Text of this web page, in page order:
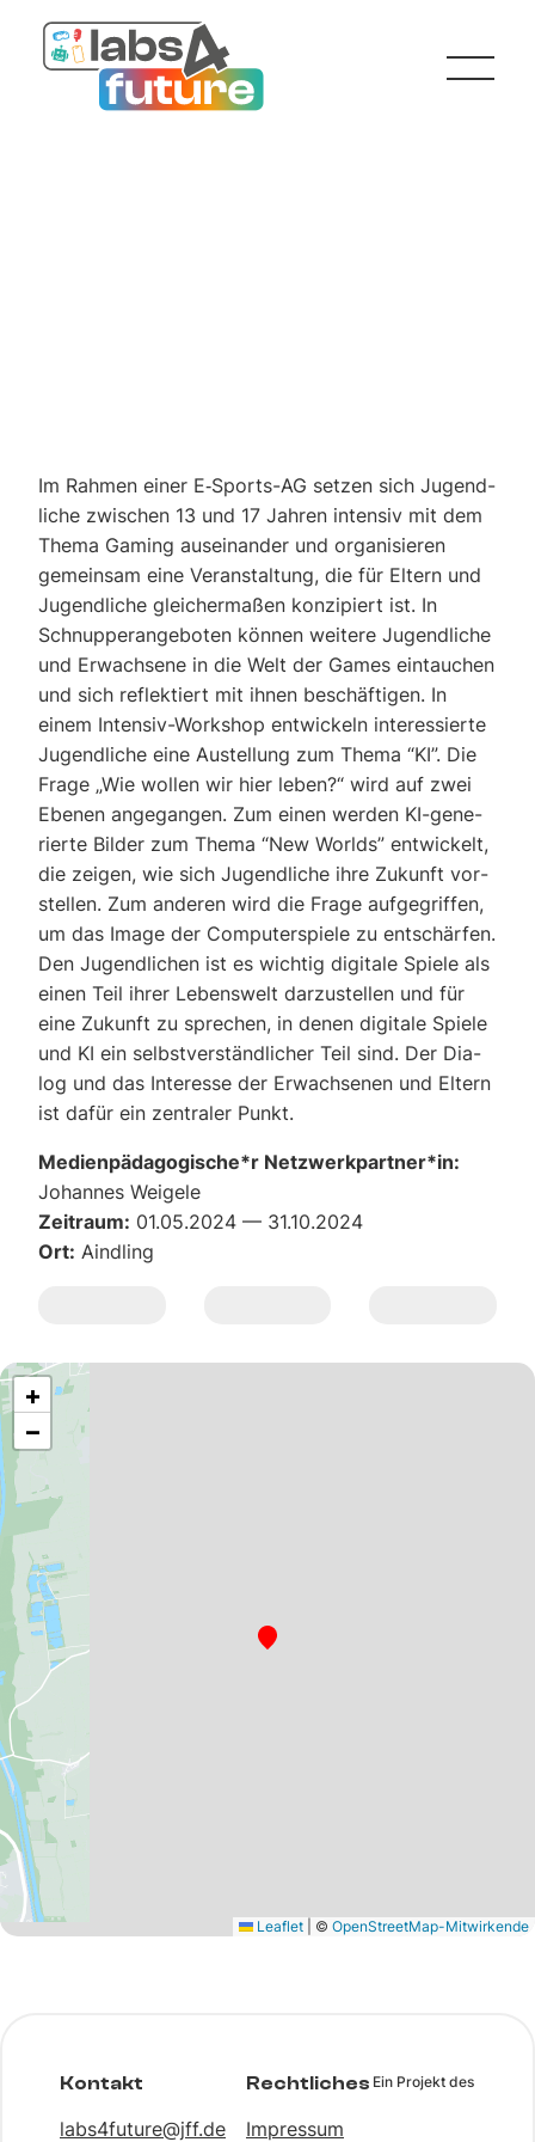
Im Rah­men einer E‑S­ports-AG set­zen sich Jugend­
li­che zwi­schen 13 und 17 Jah­ren inten­siv mit dem
The­ma Gam­ing aus­ein­an­der und orga­ni­sie­ren
gemein­sam eine Ver­an­stal­tung, die für Eltern und
Jugend­li­che glei­cher­ma­ßen kon­zi­piert ist. In
Schnup­per­an­ge­bo­ten kön­nen wei­te­re Jugend­li­che
und Erwach­se­ne in die Welt der Games ein­tau­chen
und sich reflek­tiert mit ihnen beschäf­ti­gen. In
einem Inten­siv-Work­shop ent­wi­ckeln inter­es­sier­te
Jugend­li­che eine Aus­tel­lung zum The­ma “KI”. Die
Fra­ge „Wie wol­len wir hier leben?“ wird auf zwei
Ebe­nen ange­gan­gen. Zum einen wer­den KI-gene­
rier­te Bil­der zum The­ma “New Worlds” ent­wi­ckelt,
die zei­gen, wie sich Jugend­li­che ihre Zukunft vor­
stel­len. Zum ande­ren wird die Fra­ge auf­ge­grif­fen,
um das Image der Com­pu­ter­spie­le zu ent­schär­fen.
Den Jugend­li­chen ist es wich­tig digi­ta­le Spie­le als
einen Teil ihrer Lebens­welt dar­zu­stel­len und für
eine Zukunft zu spre­chen, in denen digi­ta­le Spie­le
und KI ein selbst­ver­ständ­li­cher Teil sind. Der Dia­
log und das Inter­es­se der Erwach­se­nen und Eltern
ist dafür ein zen­tra­ler Punkt.
Medienpädagogische*r Netzwerkpartner*in:
Johan­nes Wei­ge­le
Zeitraum: 01.05.2024 — 31.10.2024
Ort: Aind­ling
+
−
Leaflet © OpenStreetMap-Mitwirkende
Kontakt
labs4future@jff.de
Rechtliches
Impressum
Ein Projekt des